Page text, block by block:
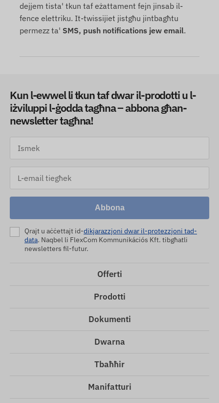
dejjem tista' tkun taf eżattament fejn jinsab il-
fence elettriku. It-twissijiet jistgħu jintbagħtu
permezz ta' SMS, push notifications jew email.
Kun l-ewwel li tkun taf dwar il-prodotti u l-
iżviluppi l-ġodda tagħna – abbona għan-
newsletter tagħna!
Abbona
Qrajt u aċċettajt id-dikjarazzjoni dwar il-protezzjoni tad-
data. Naqbel li FlexCom Kommunikációs Kft. tibgħatli
newsletters fil-futur.
Offerti
Prodotti
Dokumenti
Dwarna
Tbaħħir
Manifatturi